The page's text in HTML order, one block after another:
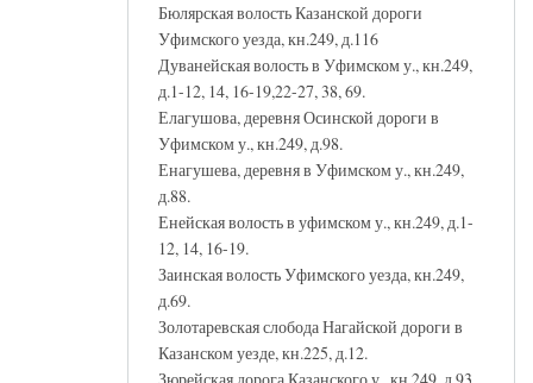
Бюлярская волость Казанской дороги
Уфимского уезда, кн.249, д.116
Дуванейская волость в Уфимском у., кн.249,
д.1-12, 14, 16-19,22-27, 38, 69.
Елагушова, деревня Осинской дороги в
Уфимском у., кн.249, д.98.
Енагушева, деревня в Уфимском у., кн.249,
д.88.
Енейская волость в уфимском у., кн.249, д.1-
12, 14, 16-19.
Заинская волость Уфимского уезда, кн.249,
д.69.
Золотаревская слобода Нагайской дороги в
Казанском уезде, кн.225, д.12.